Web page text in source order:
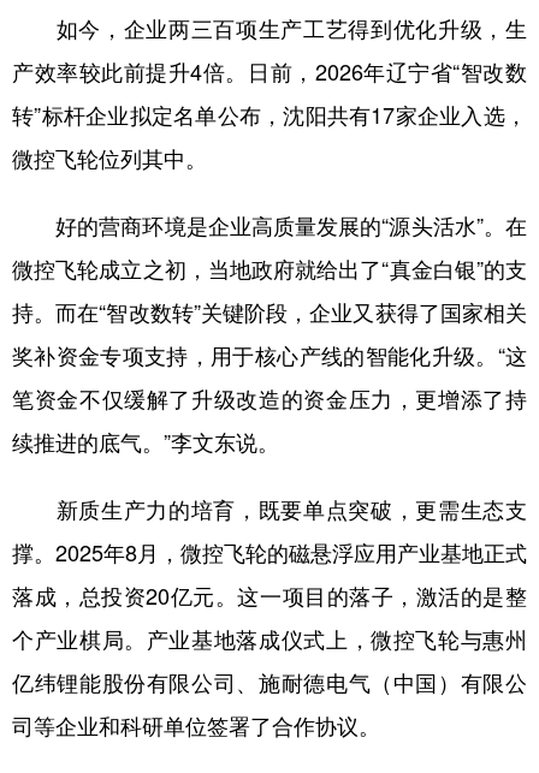
如今，企业两三百项生产工艺得到优化升级，生
产效率较此前提升4倍。日前，2026年辽宁省“智改数
转”标杆企业拟定名单公布，沈阳共有17家企业入选，
微控飞轮位列其中。
好的营商环境是企业高质量发展的“源头活水”。在
微控飞轮成立之初，当地政府就给出了“真金白银”的支
持。而在“智改数转”关键阶段，企业又获得了国家相关
奖补资金专项支持，用于核心产线的智能化升级。“这
笔资金不仅缓解了升级改造的资金压力，更增添了持
续推进的底气。”李文东说。
新质生产力的培育，既要单点突破，更需生态支
撑。2025年8月，微控飞轮的磁悬浮应用产业基地正式
落成，总投资20亿元。这一项目的落子，激活的是整
个产业棋局。产业基地落成仪式上，微控飞轮与惠州
亿纬锂能股份有限公司、施耐德电气（中国）有限公
司等企业和科研单位签署了合作协议。